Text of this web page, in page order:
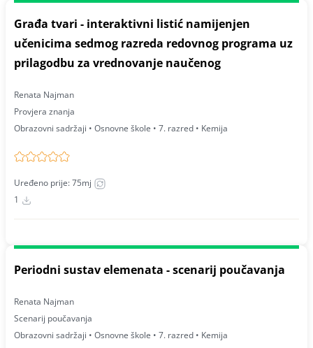
Građa tvari - interaktivni listić namijenjen
učenicima sedmog razreda redovnog programa uz
prilagodbu za vrednovanje naučenog
Renata Najman
Provjera znanja
Obrazovni sadržaji • Osnovne škole • 7. razred • Kemija
Uređeno prije: 75mj
1
Periodni sustav elemenata - scenarij poučavanja
Renata Najman
Scenarij poučavanja
Obrazovni sadržaji • Osnovne škole • 7. razred • Kemija